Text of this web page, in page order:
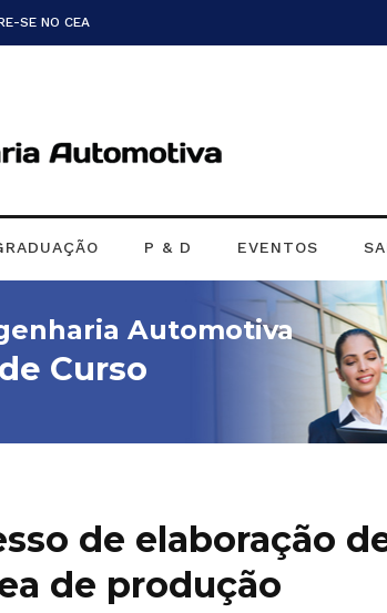
SE NO CEA
P & D EVENTOS
Automotiva
Curso
de elaboração
de produção